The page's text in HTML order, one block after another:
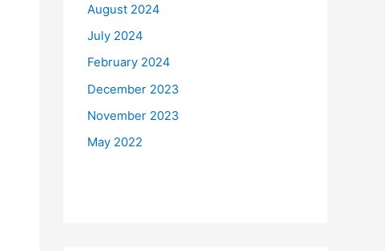
August 2024
July 2024
February 2024
December 2023
November 2023
May 2022